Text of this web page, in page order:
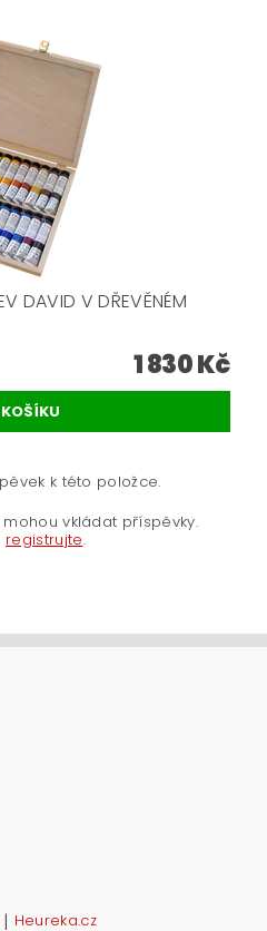
DAVID V DŘEVĚNÉM
1 830 Kč
k této položce.
vkládat příspěvky.
registrujte.
| Heureka.cz